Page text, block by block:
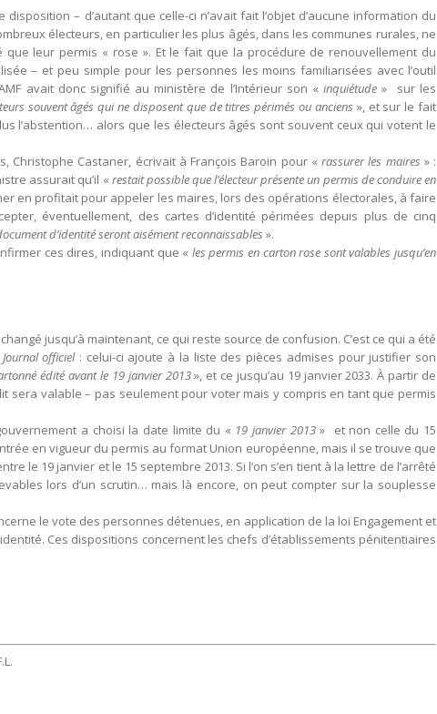
disposition – d’autant que celle-ci n’avait fait l’objet d’aucune information du
électeurs, en particulier les plus âgés, dans les communes rurales, ne
que leur permis « rose ». Et le fait que la procédure de renouvellement du
– et peu simple pour les personnes les moins familiarisées avec l’outil
avait donc signifié au ministère de l’Intérieur son «inquiétude» sur les
souvent âgés qui ne disposent que de titres périmés ou anciens », et sur le fait
l’abstention… alors que les électeurs âgés sont souvent ceux qui votent le
Christophe Castaner, écrivait à François Baroin pour «rassurer les maires » :
assurait qu’il « restait possible que l’électeur présente un permis de conduire en
en profitait pour appeler les maires, lors des opérations électorales, à faire
éventuellement, des cartes d’identité périmées depuis plus de cinq
d’identité seront aisément reconnaissables ».
ces dires, indiquant que « les permis en carton rose sont valables jusqu’en
jusqu’à maintenant, ce qui reste source de confusion. C’est ce qui a été
Journal officiel: celui-ci ajoute à la liste des pièces admises pour justifier son
édité avant le 19 janvier 2013», et ce jusqu’au 19 janvier 2033. À partir de
sera valable – pas seulement pour voter mais y compris en tant que permis
a choisi la date limite du « 19 janvier 2013» et non celle du 15
en vigueur du permis au format Union européenne, mais il se trouve que
le 19 janvier et le 15 septembre 2013. Si l’on s’en tient à la lettre de l’arrêté
lors d’un scrutin… mais là encore, on peut compter sur la souplesse
le vote des personnes détenues, en application de la loi Engagement et
Ces dispositions concernent les chefs d’établissements pénitentiaires